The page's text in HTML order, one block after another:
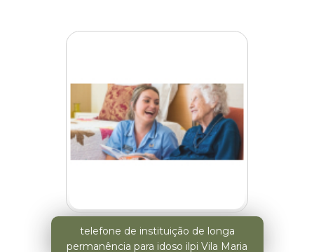
telefone de instituição de longa
permanência para idoso ilpi Vila Maria